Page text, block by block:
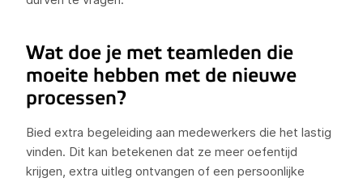
Wat doe je met teamleden die
moeite hebben met de nieuwe
processen?
Bied extra begeleiding aan medewerkers die het lastig
vinden. Dit kan betekenen dat ze meer oefentijd
krijgen, extra uitleg ontvangen of een persoonlijke